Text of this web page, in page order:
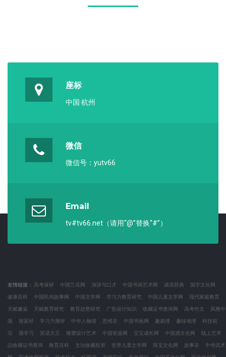
座标
中国·杭州
微信
微信号：yutv66
Email
tv#tv66.net（请用“@”替换“#”）
友情链接： 高考保研 中国兰花网 演讲与口才 中国书画艺术网 成语辞典 国学文化网
健康百科 中国民间故事网 中国文学网 学习力教育研究 中国儿童文学网 现代家庭教育
天赋邂逅 天赋教育研究 教育趋势研究 广告设计知识 收藏证书查询网 高考作文 风雅中
国 致富经 学习力测评 中华人物谱 思维谷 中国书画网 趣易理 趣味地理 科技前
沿 遇学习 笑话大王 雕塑设计艺术 中国瓷器网 宝宝成长网 中国酒文化网 线上艺术
品收藏证书查询 教育百科 文玩收藏投资 世界儿童文学网 珠宝文化网 故事谷 中华武术